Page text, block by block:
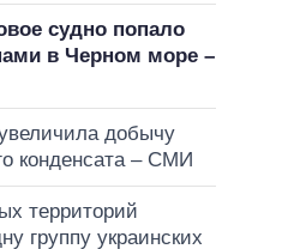
судно попало
в Черном море –
добычу
конденсата – СМИ
территорий
группу украинских